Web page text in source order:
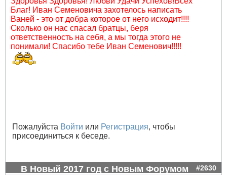
Благ! Иван Семеновича захотелось написать
Ваней - это от добра которое от него исходит!!!!
Сколько он нас спасал братцы, беря
ответственность на себя, а мы тогда этого не
понимали! Спасибо тебе Иван Семенович!!!!!
Пожалуйста Войти или Регистрация, чтобы
присоединиться к беседе.
В Новый 2017 год с Новым Форумом #2630